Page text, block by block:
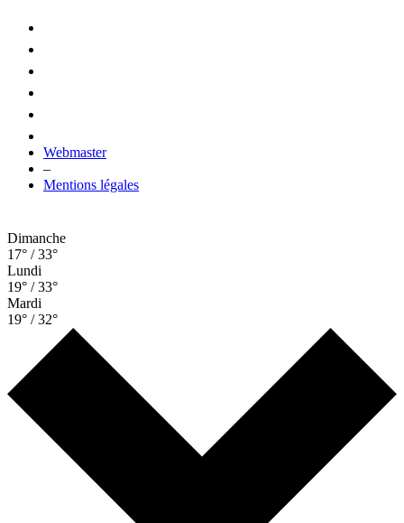
Webmaster
–
Mentions légales
Dimanche
17° / 33°
Lundi
19° / 33°
Mardi
19° / 32°